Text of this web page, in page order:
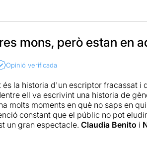
James Joyce, i a la seva novia sud-
l’obra és una lúdica reflexió sobre la
(que bé podrien haver sortit
la que, finalment, no podran
trucades de telèfon, abstraccions,
l’Àngel, fins arribar a un punt on no
crepuscular i divertidament
dels seus intèrprets acaba sent
mons, però estan en
Opinió verificada
és la historia d'un escriptor fracassat i
ell va escrivint una historia de
molts moments en què no saps en
constant que el públic no pot
un gran espectacle. Claudia Benito i
resoldre’m aquest dubte: Existeix